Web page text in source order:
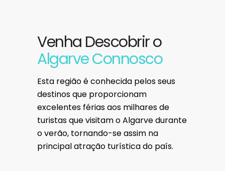
Venha Descobrir o
Algarve Connosco
Esta região é conhecida pelos seus
destinos que proporcionam
excelentes férias aos milhares de
turistas que visitam o Algarve durante
o verão, tornando-se assim na
principal atração turística do país.